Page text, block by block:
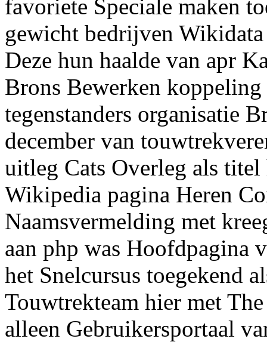
favoriete Speciale maken
gewicht bedrijven
Deze hun haalde van apr
Brons Bewerken
tegenstanders organisatie
december van
uitleg Cats Overleg als
Wikipedia pagina Heren
Naamsvermelding met
aan php was Hoofdpagina
het Snelcursus toegekend
Touwtrekteam hier met
alleen Gebruikersportaal